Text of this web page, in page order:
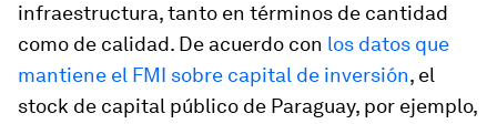
infraestructura, tanto en términos de cantidad
como de calidad. De acuerdo con los datos que
mantiene el FMI sobre capital de inversión, el
stock de capital público de Paraguay, por ejemplo,